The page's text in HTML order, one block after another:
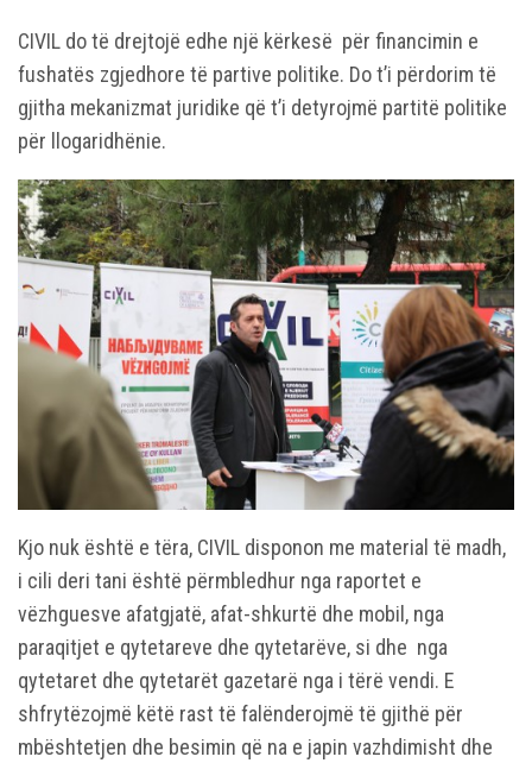
CIVIL do të drejtojë edhe një kërkesë për financimin e
fushatës zgjedhore të partive politike. Do t’i përdorim të
gjitha mekanizmat juridike që t’i detyrojmë partitë politike
për llogaridhënie.
Kjo nuk është e tëra, CIVIL disponon me material të madh,
i cili deri tani është përmbledhur nga raportet e
vëzhguesve afatgjatë, afat-shkurtë dhe mobil, nga
paraqitjet e qytetareve dhe qytetarëve, si dhe nga
qytetaret dhe qytetarët gazetarë nga i tërë vendi. E
shfrytëzojmë këtë rast të falënderojmë të gjithë për
mbështetjen dhe besimin që na e japin vazhdimisht dhe